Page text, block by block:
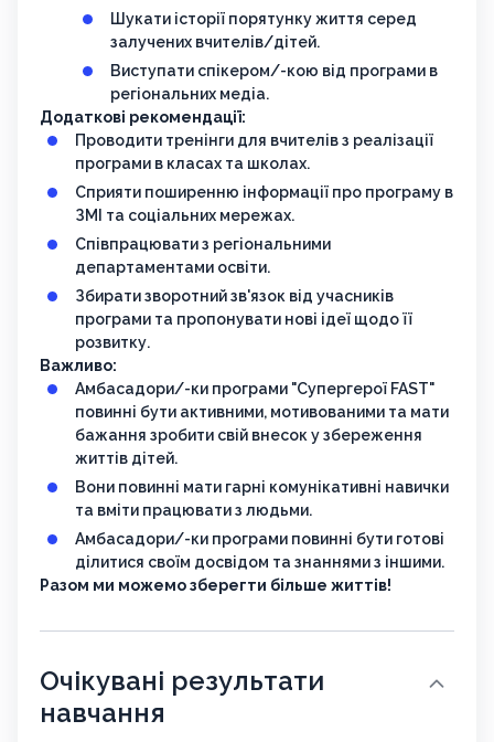
Шукати історії порятунку життя серед
залучених вчителів/дітей.
Виступати спікером/-кою від програми в
регіональних медіа.
Додаткові рекомендації:
Проводити тренінги для вчителів з реалізації
програми в класах та школах.
Сприяти поширенню інформації про програму в
ЗМІ та соціальних мережах.
Співпрацювати з регіональними
департаментами освіти.
Збирати зворотний зв'язок від учасників
програми та пропонувати нові ідеї щодо її
розвитку.
Важливо:
Амбасадори/-ки програми "Супергерої FAST"
повинні бути активними, мотивованими та мати
бажання зробити свій внесок у збереження
життів дітей.
Вони повинні мати гарні комунікативні навички
та вміти працювати з людьми.
Амбасадори/-ки програми повинні бути готові
ділитися своїм досвідом та знаннями з іншими.
Разом ми можемо зберегти більше життів!
Очікувані результати
навчання